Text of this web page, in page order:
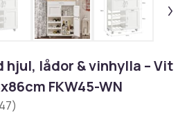
hjul, lådor & vinhylla – Vit
FKW45-WN